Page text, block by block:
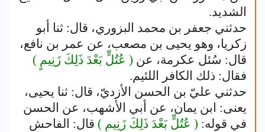
الشديد.
حدثني جعفر بن محمد البزوري، قال: ثنا أبو
زكريا، وهو يحيى بن مصعب، عن عمر بن نافع،
قال: سُئل عكرمة، عن ( عُتُلٍّ بَعْدَ ذَلِكَ زَنِيمٍ )
فقال: ذلك الكافر اللئيم.
حدثني عليّ بن الحسن الأزديّ، قال: ثنا يحيى،
يعنى: ابن يمان، عن أبي الأشهب، عن الحسن
في قوله: ( عُتُلٍّ بَعْدَ ذَلِكَ زَنِيمٍ ) قال: الفاحش